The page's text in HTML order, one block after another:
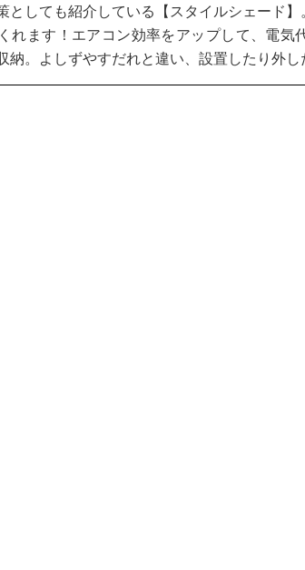
としても紹介している【スタイルシェード
れます！エアコン効率をアップして、電気
納。よしずやすだれと違い、設置したり外し